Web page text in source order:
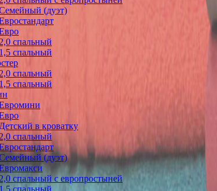
(дуэт)
спальный
1,5 спальный
спальный
1,5 спальный
в кроватку
спальный
(дуэт)
спальный с европростыней